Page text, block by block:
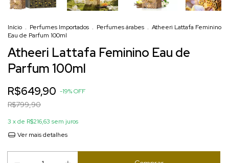
Início . Perfumes Importados . Perfumes árabes . Atheeri Lattafa Feminino
Eau de Parfum 100ml
Atheeri Lattafa Feminino Eau de
Parfum 100ml
R$649,90 -19%OFF
R$799,90
3 x de R$216,63 sem juros
Ver mais detalhes